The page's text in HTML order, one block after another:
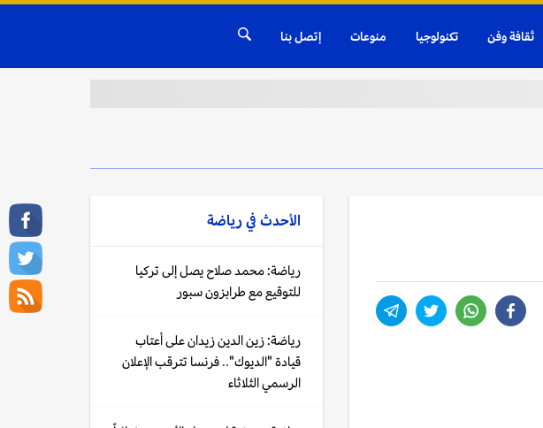
ثقافة وفن تكنولوجيا منوعات إتصل بنا
الأحدث فيرياضة
رياضة: محمد صلاح يصل إلى تركيا
للتوقيع مع طرابزون سبور
رياضة: زين الدين زيدان على أعتاب
قيادة "الديوك".. فرنسا تترقب الإعلان
الرسمي الثلاثاء